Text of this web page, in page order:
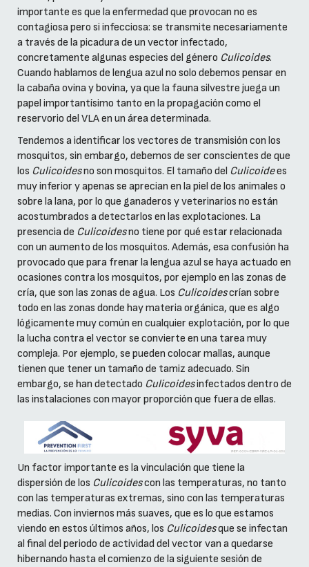
importante es que la enfermedad que provocan no es
contagiosa pero si infecciosa: se transmite necesariamente
a través de la picadura de un vector infectado,
concretamente algunas especies del género Culicoides.
Cuando hablamos de lengua azul no solo debemos pensar en
la cabaña ovina y bovina, ya que la fauna silvestre juega un
papel importantísimo tanto en la propagación como el
reservorio del VLA en un área determinada.
Tendemos a identificar los vectores de transmisión con los
mosquitos, sin embargo, debemos de ser conscientes de que
los Culicoidesno son mosquitos. El tamaño del Culicoidees
muy inferior y apenas se aprecian en la piel de los animales o
sobre la lana, por lo que ganaderos y veterinarios no están
acostumbrados a detectarlos en las explotaciones. La
presencia de Culicoidesno tiene por qué estar relacionada
con un aumento de los mosquitos. Además, esa confusión ha
provocado que para frenar la lengua azul se haya actuado en
ocasiones contra los mosquitos, por ejemplo en las zonas de
cría, que son las zonas de agua. Los Culicoidescrían sobre
todo en las zonas donde hay materia orgánica, que es algo
lógicamente muy común en cualquier explotación, por lo que
la lucha contra el vector se convierte en una tarea muy
compleja. Por ejemplo, se pueden colocar mallas, aunque
tienen que tener un tamaño de tamiz adecuado. Sin
embargo, se han detectado Culicoidesinfectados dentro de
las instalaciones con mayor proporción que fuera de ellas.
Un factor importante es la vinculación que tiene la
dispersión de los Culicoidescon las temperaturas, no tanto
con las temperaturas extremas, sino con las temperaturas
medias. Con inviernos más suaves, que es lo que estamos
viendo en estos últimos años, los Culicoidesque se infectan
al final del periodo de actividad del vector van a quedarse
hibernando hasta el comienzo de la siguiente sesión de